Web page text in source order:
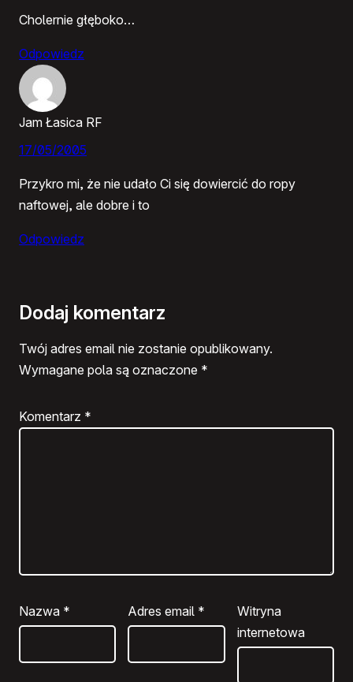
Cholernie głęboko…
Odpowiedz
Jam Łasica RF
17/05/2005
Przykro mi, że nie udało Ci się dowiercić do ropy
naftowej, ale dobre i to
Odpowiedz
Dodaj komentarz
Twój adres email nie zostanie opublikowany.
Wymagane pola są oznaczone *
Komentarz *
Nazwa * Adres email *
Witryna
internetowa